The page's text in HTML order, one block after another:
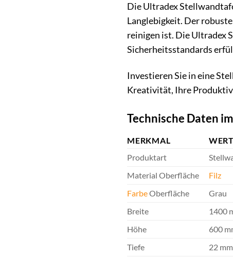
Die Ultradex
Langlebigkeit. Der
reinigen ist. Die Ultradex
Sicherheitsstandards
Investieren Sie in eine
Kreativität, Ihre
Technische Daten
MERKMAL
WERT
Produktart
Material Oberfläche
Filz
FarbeOberfläche
Grau
Breite
1400
Höhe
600
Tiefe
22 mm